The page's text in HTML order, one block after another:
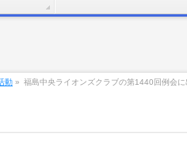
動 » 福島中央ライオンズクラブの第1440回例会に